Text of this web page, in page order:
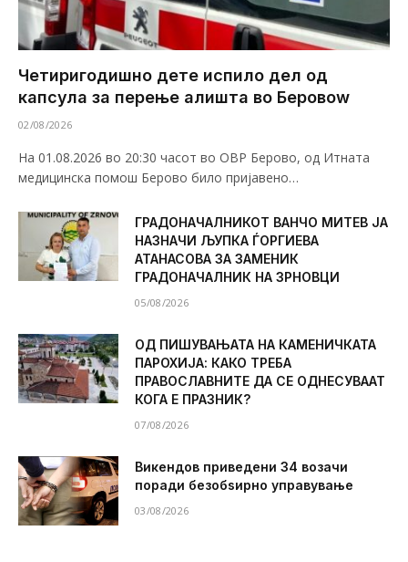
Четиригодишно дете испило дел од
капсула за перење алишта во Беровоw
02/08/2026
На 01.08.2026 во 20:30 часот во ОВР Берово, од Итната
медицинска помош Берово било пријавено…
ГРАДОНАЧАЛНИКОТ ВАНЧО МИТЕВ ЈА
НАЗНАЧИ ЉУПКА ЃОРГИЕВА
АТАНАСОВА ЗА ЗАМЕНИК
ГРАДОНАЧАЛНИК НА ЗРНОВЦИ
05/08/2026
ОД ПИШУВАЊАТА НА КАМЕНИЧКАТА
ПАРОХИЈА: КАКО ТРЕБА
ПРАВОСЛАВНИТЕ ДА СЕ ОДНЕСУВААТ
КОГА Е ПРАЗНИК?
07/08/2026
Викендов приведени 34 возачи
поради безобѕирно управување
03/08/2026